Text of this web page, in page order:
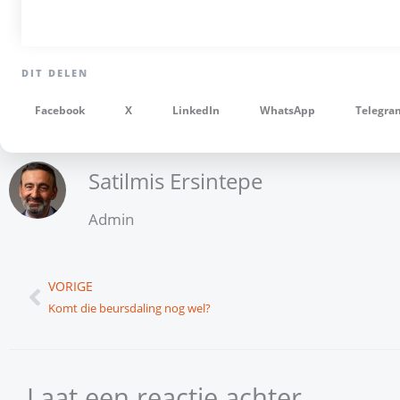
Facebook X LinkedIn WhatsApp
Satilmis Ersintepe
Admin
Vorige
VORIGE
Komt die beursdaling nog wel?